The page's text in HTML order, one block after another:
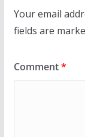
Your email
fields are
Comment*